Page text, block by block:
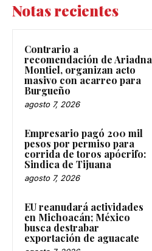
Notas recientes
Contrario a
recomendación de Ariadna
Montiel, organizan acto
masivo con acarreo para
Burgueño
agosto 7, 2026
Empresario pagó 200 mil
pesos por permiso para
corrida de toros apócrifo:
Sindica de Tijuana
agosto 7, 2026
EU reanudará actividades
en Michoacán; México
busca destrabar
exportación de aguacate